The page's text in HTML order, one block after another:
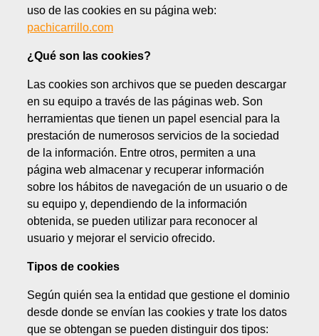
uso de las cookies en su página web:
pachicarrillo.com
¿Qué son las cookies?
Las cookies son archivos que se pueden descargar
en su equipo a través de las páginas web. Son
herramientas que tienen un papel esencial para la
prestación de numerosos servicios de la sociedad
de la información. Entre otros, permiten a una
página web almacenar y recuperar información
sobre los hábitos de navegación de un usuario o de
su equipo y, dependiendo de la información
obtenida, se pueden utilizar para reconocer al
usuario y mejorar el servicio ofrecido.
Tipos de cookies
Según quién sea la entidad que gestione el dominio
desde donde se envían las cookies y trate los datos
que se obtengan se pueden distinguir dos tipos: